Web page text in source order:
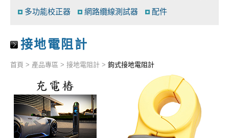
多功能校正器
網路纜線測試器 配件
接地電阻計
首頁 > 產品專區 > 接地電阻計 > 鉤式接地電阻計